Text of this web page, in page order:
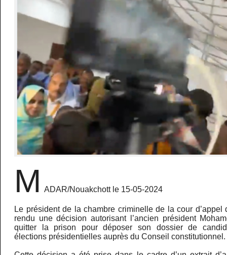
M ADAR/Nouakchott le 15-05-2024
Le président de la chambre criminelle de la cour d’appel
rendu une décision autorisant l’ancien président
quitter la prison pour déposer son dossier de
élections présidentielles auprès du Conseil constitutionnel.